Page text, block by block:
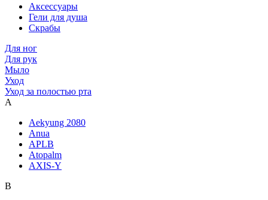
Аксессуары
Гели для душа
Скрабы
Для ног
Для рук
Мыло
Уход
Уход за полостью рта
A
Aekyung 2080
Anua
APLB
Atopalm
AXIS-Y
B